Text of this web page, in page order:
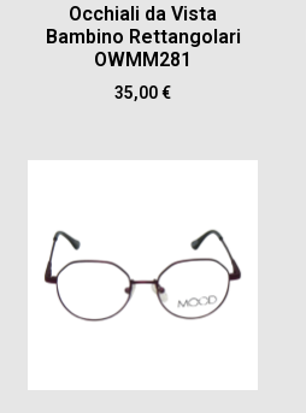
Occhiali da Vista
Bambino Rettangolari
OWMM281
35,00€